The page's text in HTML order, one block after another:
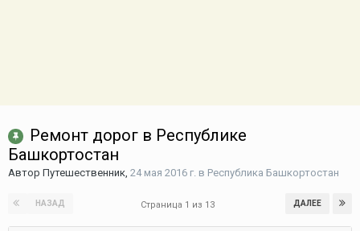
Ремонт дорог в Республике
Башкортостан
Автор Путешественник, 24 мая 2016 г. в Республика Башкортостан
НАЗАД ДАЛЕЕ
Страница 1 из 13